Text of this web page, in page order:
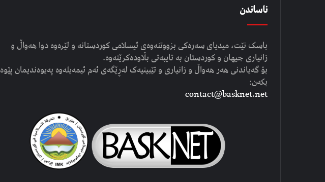
ناساندن
باسک نێت، میدیای سەرەکی بزووتنەوەی ئیسلامی کوردستانە و لێرەوە دوا هەواڵ و
زانیاری جیهان و کوردستان بە تایبەتی بڵاودەکرێتەوە.
بۆ گەیاندنی هەر هەواڵ و زانیاری و تێبینیەک لەڕێگەی ئەم ئیمەیلەوە پەیوەندیمان پێوە
بکەن:
contact@basknet.net